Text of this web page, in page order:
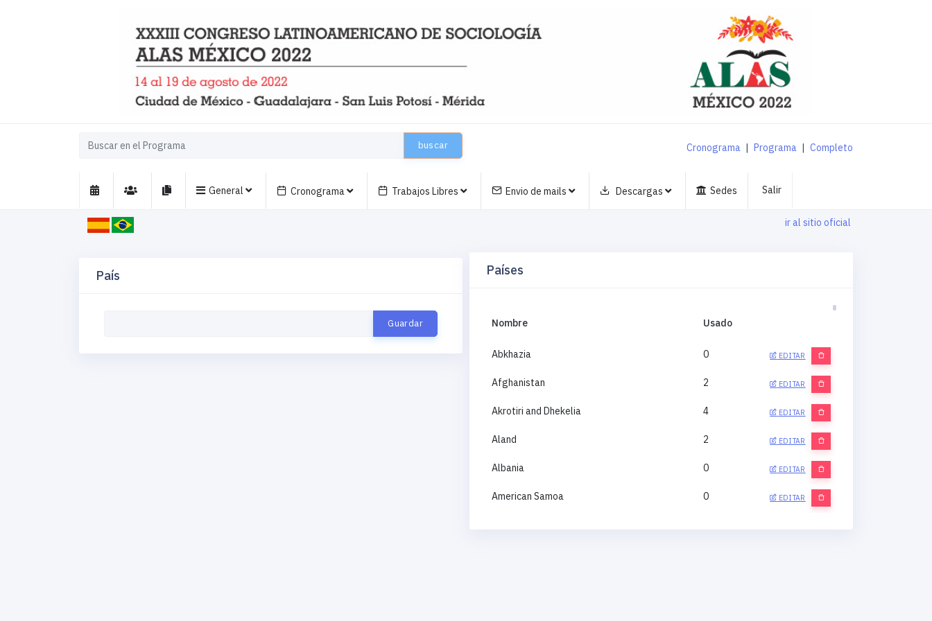
buscar Cronograma | Programa | Completo
General Cronograma Trabajos Libres Envio de mails Descargas Sedes Salir
ir al sitio oficial
País Países
Nombre Usado
Abkhazia 0 EDITAR
Afghanistan 2 EDITAR
Akrotiri and Dhekelia 4 EDITAR
Aland 2 EDITAR
Albania 0 EDITAR
American Samoa 0 EDITAR